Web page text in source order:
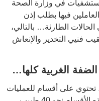
في وزارة الصحة
فيها بطلب إذن
الطارئة… بالتالي،
فنيي التخدير والإنعاش
الغربية كلها…
تحتوي على أقسام للعمليات